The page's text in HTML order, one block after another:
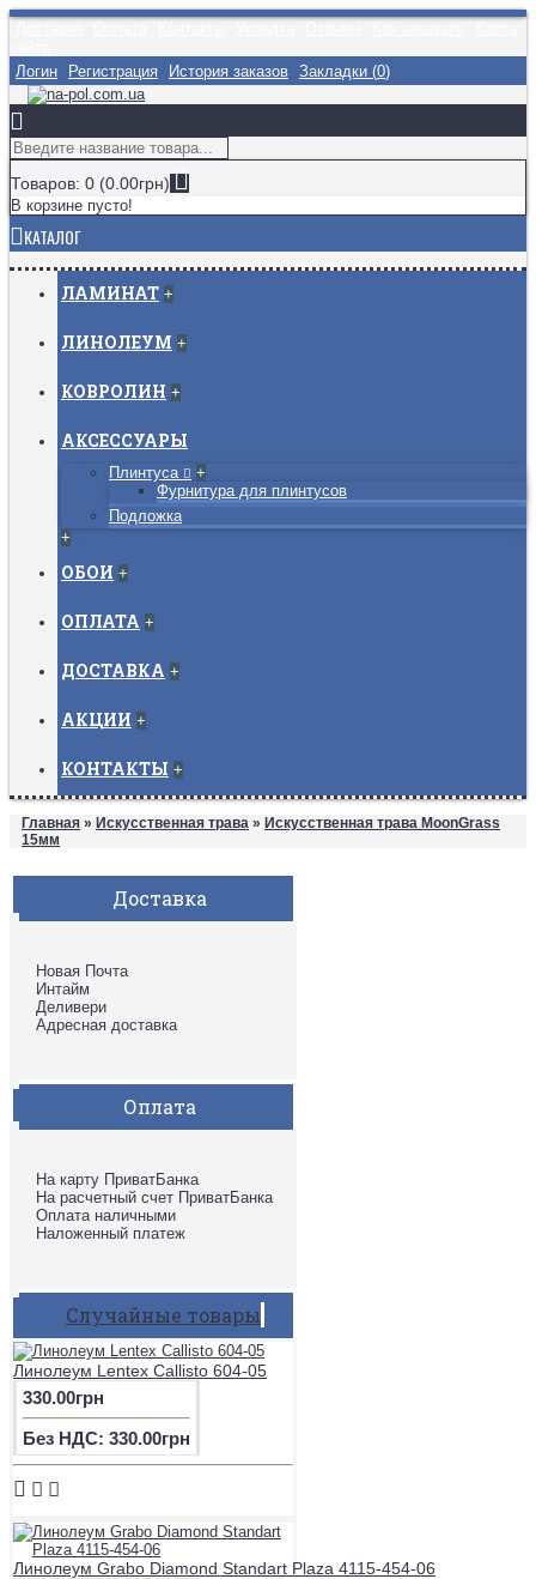
Логин
Регистрация История заказов Закладки (0)
Товаров: 0 (0.00грн)
В корзине пусто!
КАТАЛОГ
ЛАМИНАТ +
ЛИНОЛЕУМ +
КОВРОЛИН +
АКСЕССУАРЫ
Плинтуса
+
Фурнитура для плинтусов
Подложка
+
ОБОИ +
ОПЛАТА +
ДОСТАВКА +
АКЦИИ +
КОНТАКТЫ +
Главная » Искусственная трава » Искусственная трава MoonGrass
15мм
Доставка
Новая Почта
Интайм
Деливери
Адресная доставка
Оплата
На карту ПриватБанка
На расчетный счет ПриватБанка
Оплата наличными
Наложенный платеж
Случайные товары
Линолеум Lentex Callisto 604-05
330.00грн
Без НДС: 330.00грн
Линолеум Grabo Diamond Standart Plaza 4115-454-06